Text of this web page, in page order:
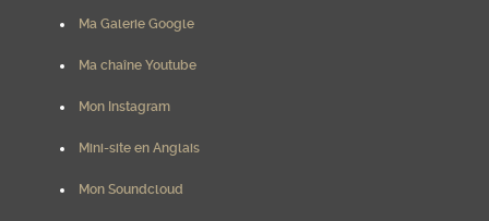
Ma Galerie Google
Ma chaîne Youtube
Mon Instagram
Mini-site en Anglais
Mon Soundcloud